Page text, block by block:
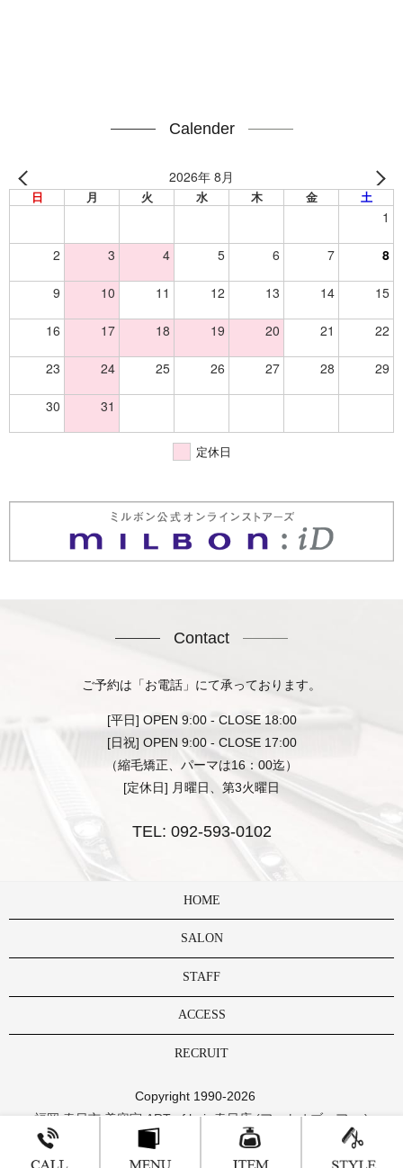
Calender
2026年 8月
日 月 火 水 木 金 土
1
2 3 4 5 6 7 8
9 10 11 12 13 14 15
16 17 18 19 20 21 22
23 24 25 26 27 28 29
30 31
定休日
Contact
ご予約は「お電話」にて承っております。
[平日] OPEN 9:00 - CLOSE 18:00
[日祝] OPEN 9:00 - CLOSE 17:00
（縮毛矯正、パーマは16：00迄）
[定休日] 月曜日、第3火曜日
TEL: 092-593-0102
HOME
SALON
STAFF
ACCESS
RECRUIT
Copyright 1990-2026
福岡 春日市 美容室 ART of hair 春日店 (アートオブヘアー )